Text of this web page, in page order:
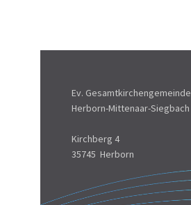
Ev. Gesamtkirchengemeinde
Herborn-Mittenaar-Siegbach
Kirchberg 4
35745 Herborn